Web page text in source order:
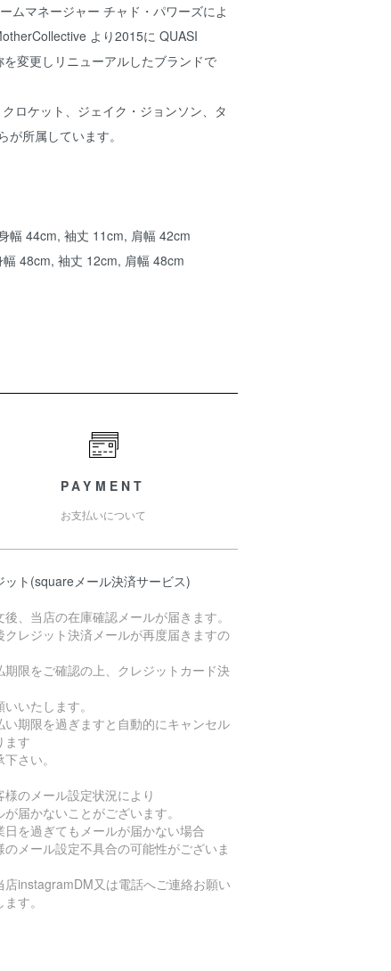
ムマネージャー チャド・パワーズによ
より2015に QUASI
を変更しリニューアルしたブランドで
ロケット、ジェイク・ジョンソン、タ
所属しています。
44cm, 袖丈 11cm, 肩幅 42cm
48cm, 袖丈 12cm, 肩幅 48cm
PAYMENT
お支払いについて
ット(squareメール決済サービス)
後、当店の在庫確認メールが届きます。
クレジット決済メールが再度届きますの
期限をご確認の上、クレジットカード決
いいたします。
い期限を過ぎますと自動的にキャンセル
ます
さい。
のメール設定状況により
が届かないことがございます。
日を過ぎてもメールが届かない場合
のメール設定不具合の可能性がございま
店instagramDM又は電話へご連絡お願い
す。